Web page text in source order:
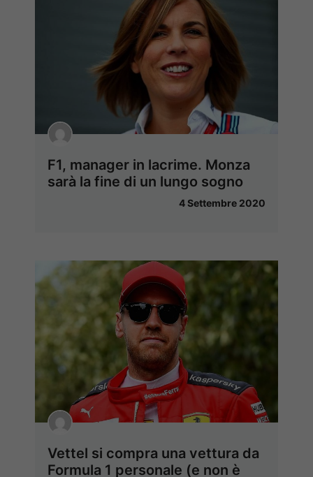
F1, manager in lacrime. Monza
sarà la fine di un lungo sogno
4 Settembre 2020
Vettel si compra una vettura da
Formula 1 personale (e non è